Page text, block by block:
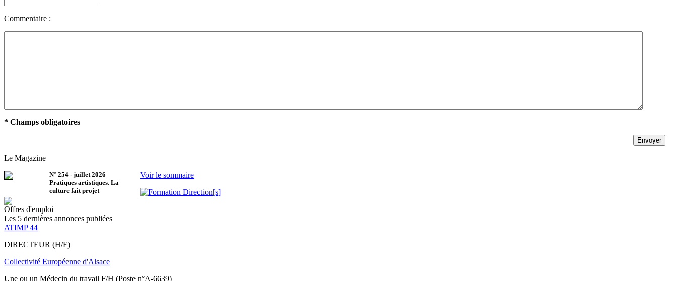
Commentaire :
* Champs obligatoires
Le Magazine
N° 254 - juillet 2026
Pratiques artistiques. La
culture fait projet
Voir le sommaire
Offres d'emploi
Les 5 dernières annonces publiées
ATIMP 44
DIRECTEUR (H/F)
Collectivité Européenne d'Alsace
Une ou un Médecin du travail F/H (Poste n°A-6639)